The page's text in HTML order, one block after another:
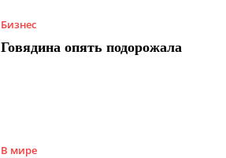
Бизнес
Говядина опять подорожала
В мире